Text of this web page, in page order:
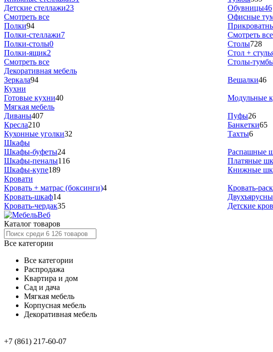
Детские стеллажи23
Смотреть все
Полки94
Полки-стеллажи7
Полки-столы0
Полки-ящик2
Смотреть все
Обувницы46
Офисные
Смотреть все
Столы728
Стол +
Столы-
Декоративная мебель
Зеркала94 Вешалки46
Кухни
Готовые кухни40 Модульные
Мягкая мебель
Диваны407
Кресла210
Кухонные уголки32
Пуфы26
Банкетки65
Тахты6
Шкафы
Шкафы-буфеты24
Шкафы-пеналы116
Шкафы-купе189
Распашные
Платяные
Книжные
Кровати
Кровать + матрас (боксинги)4
Кровать-шкаф14
Кровать-чердак35
Кровать-
Детские
Каталог товаров
Все категории
Все категории
Распродажа
Квартира и дом
Сад и дача
Мягкая мебель
Корпусная мебель
Декоративная мебель
+7 (861) 217-60-07